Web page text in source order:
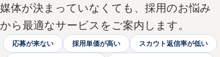
媒体が決まっていなくても、採用のお悩み
から最適なサービスをご案内します。
応募が来ない 採用単価が高い スカウト返信率が低い